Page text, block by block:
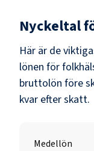
Nyckeltal
Här är de
lönen för
bruttolön före
kvar efter skatt.
Medellön